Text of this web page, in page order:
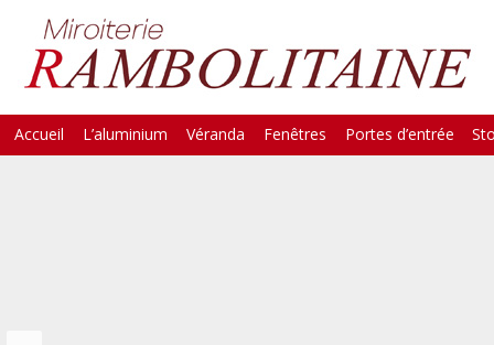
Main Menu
Skip
Accueil L’aluminium Véranda Fenêtres Portes d’entrée